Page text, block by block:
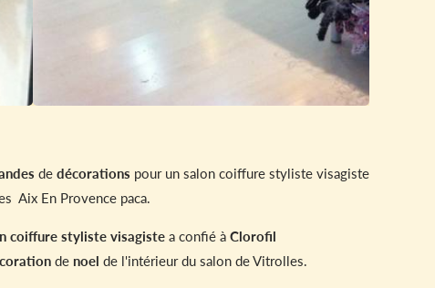
dedécorations pour un salon coiffure styliste visagiste
Aix En Provence paca.
coiffure styliste visagistea confié àClorofil
de noel de l'intérieur du salon de Vitrolles.